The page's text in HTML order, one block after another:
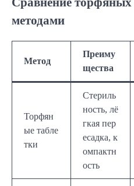
методами
Метод
Преиму
щества
Торфян
ые табле
тки
Стериль
ность, лё
гкая пер
есадка, к
омпактн
ость